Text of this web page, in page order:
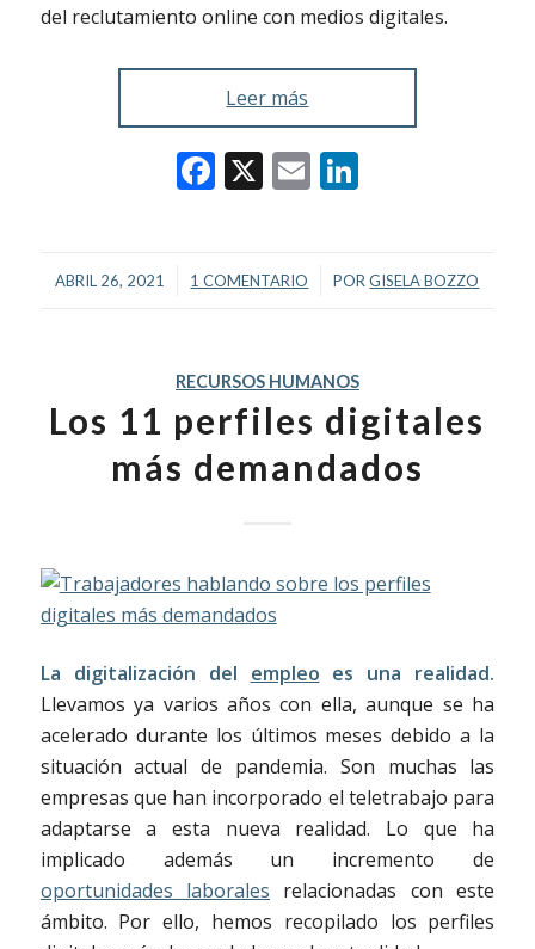
del reclutamiento online con medios digitales.
Leer más
Facebook
X EmailLinkedIn
ABRIL 26, 2021
/ 1 COMENTARIO
/ PORGISELA BOZZO
RECURSOS HUMANOS
Los 11 perfiles digitales
más demandados
La digitalización del empleo es una realidad.
Llevamos ya varios años con ella, aunque se ha
acelerado durante los últimos meses debido a la
situación actual de pandemia. Son muchas las
empresas que han incorporado el teletrabajo para
adaptarse a esta nueva realidad. Lo que ha
implicado además un incremento de
oportunidades laborales relacionadas con este
ámbito. Por ello, hemos recopilado los perfiles